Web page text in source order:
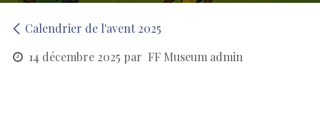
Calendrier de l'avent 2025
14 décembre 2025 par FF Museum admin